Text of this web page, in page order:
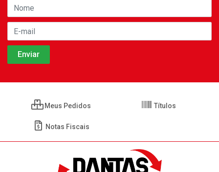
Meus Pedidos Títulos
Notas Fiscais